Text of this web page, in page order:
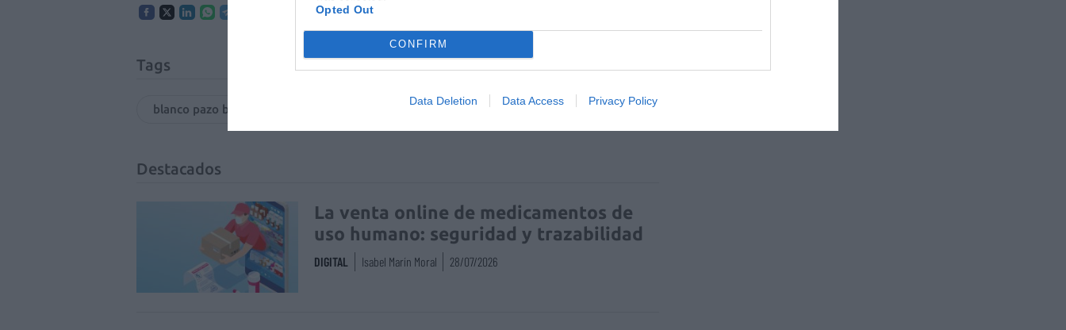
Opted Out
CONFIRM
Data Deletion Data Access Privacy Policy
Tags
blanco pazo baion 2011 gluhwein
Destacados
La venta online de medicamentos de
uso humano: seguridad y trazabilidad
DIGITAL Isabel Marín Moral 28/07/2026